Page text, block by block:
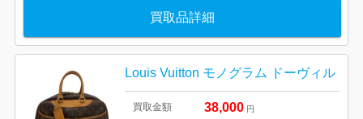
買取品詳細
Louis Vuitton モノグラム ドーヴィル
買取金額 38,000 円